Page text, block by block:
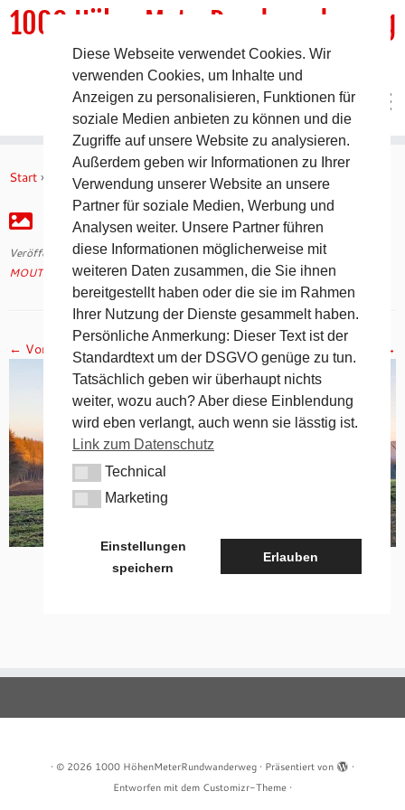
Inhalt
1000 HöhenMeterRundwanderweg
DER Rundwanderweg um Pommelsbrunn
Start » MOUTAINMAN Impressionen vom 6.1.20 » IMG_7453
IMG_7453
Veröffentlicht am8. Januar 2020mit den Abmessungen1316 × 640
MOUTAINMAN Impressionen vom 6.1.20.
← Vorheriges Nächstes →
· © 2026 1000 HöhenMeterRundwanderweg · Präsentiert von
·
Entworfen mit dem Customizr-Theme ·
Diese Webseite verwendet Cookies. Wir
verwenden Cookies, um Inhalte und
Anzeigen zu personalisieren, Funktionen für
soziale Medien anbieten zu können und die
Zugriffe auf unsere Website zu analysieren.
Außerdem geben wir Informationen zu Ihrer
Verwendung unserer Website an unsere
Partner für soziale Medien, Werbung und
Analysen weiter. Unsere Partner führen
diese Informationen möglicherweise mit
weiteren Daten zusammen, die Sie ihnen
bereitgestellt haben oder die sie im Rahmen
Ihrer Nutzung der Dienste gesammelt haben.
Persönliche Anmerkung: Dieser Text ist der
Standardtext um der DSGVO genüge zu tun.
Tatsächlich geben wir überhaupt nichts
weiter, wozu auch? Aber diese Einblendung
wird eben verlangt, auch wenn sie lässtig ist.
Link zum Datenschutz
TechnicalTechnical
MarketingMarketing
Einstellungen
speichern
Erlauben